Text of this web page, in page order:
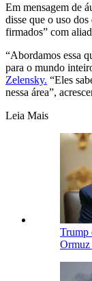
Em mensagem de
disse que o uso
firmados” com
“Abordamos essa
para o mundo
Zelensky. “Eles
nessa área”,
Leia Mais
Trump
Ormuz